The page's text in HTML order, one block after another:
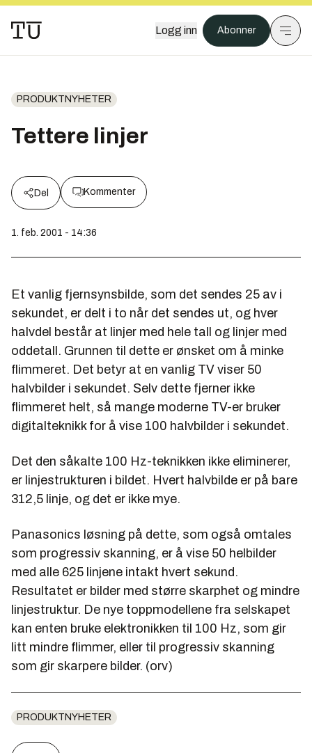
Logg inn Abonner
PRODUKTNYHETER
Tettere linjer
Del Kommenter
1. feb. 2001 - 14:36
Et vanlig fjernsynsbilde, som det sendes 25 av i
sekundet, er delt i to når det sendes ut, og hver
halvdel består at linjer med hele tall og linjer med
oddetall. Grunnen til dette er ønsket om å minke
flimmeret. Det betyr at en vanlig TV viser 50
halvbilder i sekundet. Selv dette fjerner ikke
flimmeret helt, så mange moderne TV-er bruker
digitalteknikk for å vise 100 halvbilder i sekundet.
Det den såkalte 100 Hz-teknikken ikke eliminerer,
er linjestrukturen i bildet. Hvert halvbilde er på bare
312,5 linje, og det er ikke mye.
Panasonics løsning på dette, som også omtales
som progressiv skanning, er å vise 50 helbilder
med alle 625 linjene intakt hvert sekund.
Resultatet er bilder med større skarphet og mindre
linjestruktur. De nye toppmodellene fra selskapet
kan enten bruke elektronikken til 100 Hz, som gir
litt mindre flimmer, eller til progressiv skanning
som gir skarpere bilder. (orv)
PRODUKTNYHETER